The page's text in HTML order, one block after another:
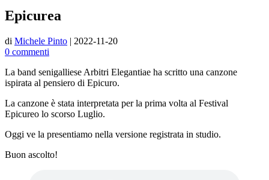
Epicurea
di Michele Pinto | 2022-11-20
0 commenti
La band senigalliese Arbitri Elegantiae ha scritto una canzone
ispirata al pensiero di Epicuro.
La canzone è stata interpretata per la prima volta al Festival
Epicureo lo scorso Luglio.
Oggi ve la presentiamo nella versione registrata in studio.
Buon ascolto!